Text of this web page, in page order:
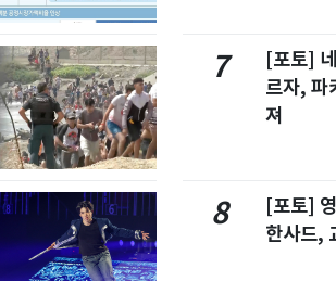
7
[포토]
르자, 파
져
8
[포토]
한사드,